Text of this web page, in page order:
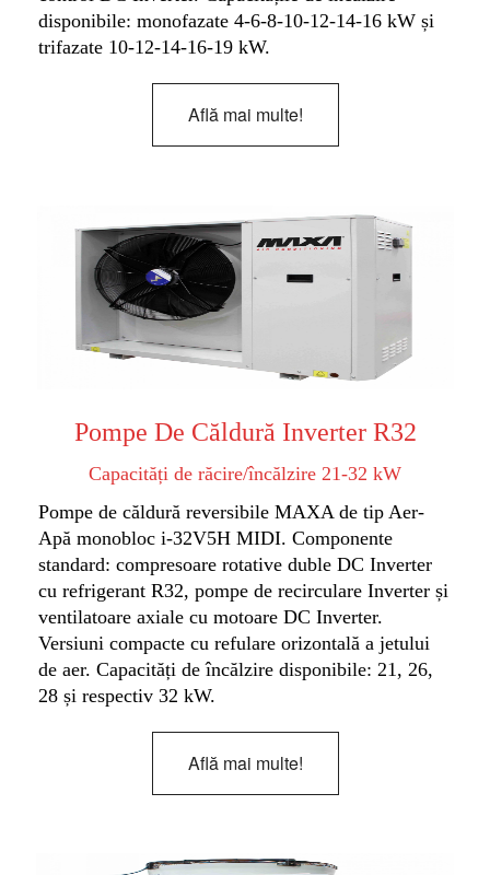
disponibile: monofazate 4-6-8-10-12-14-16 kW și
trifazate 10-12-14-16-19 kW.
Află mai multe!
Pompe De Căldură Inverter R32
Capacități de răcire/încălzire 21-32 kW
Pompe de căldură reversibile MAXA de tip Aer-
Apă monobloc i-32V5H MIDI. Componente
standard: compresoare rotative duble DC Inverter
cu refrigerant R32, pompe de recirculare Inverter și
ventilatoare axiale cu motoare DC Inverter.
Versiuni compacte cu refulare orizontală a jetului
de aer. Capacități de încălzire disponibile: 21, 26,
28 și respectiv 32 kW.
Află mai multe!